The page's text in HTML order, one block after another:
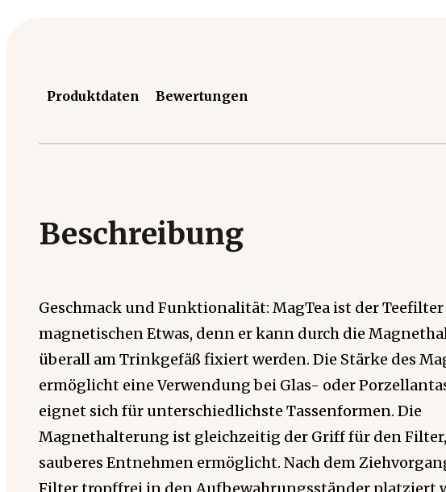
Produktdaten Bewertungen
Beschreibung
Geschmack und Funktionalität: MagTea ist der
magnetischen Etwas, denn er kann durch die
überall am Trinkgefäß fixiert werden. Die Stärke des
ermöglicht eine Verwendung bei Glas- oder
eignet sich für unterschiedlichste Tassenformen. Die
Magnethalterung ist gleichzeitig der Griff für den
sauberes Entnehmen ermöglicht. Nach dem